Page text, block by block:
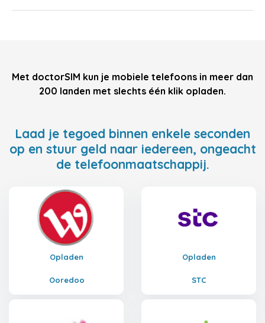
Met doctorSIM kun je mobiele telefoons in meer dan
200 landen met slechts één klik opladen.
Laad je tegoed binnen enkele seconden
op en stuur geld naar iedereen, ongeacht
de telefoonmaatschappij.
Opladen
Ooredoo
Opladen
STC